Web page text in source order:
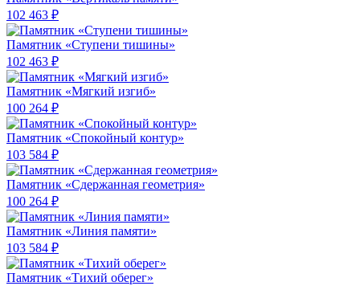
102 463 ₽
Памятник «Ступени тишины»
102 463 ₽
Памятник «Мягкий изгиб»
100 264 ₽
Памятник «Спокойный контур»
103 584 ₽
Памятник «Сдержанная геометрия»
100 264 ₽
Памятник «Линия памяти»
103 584 ₽
Памятник «Тихий оберег»